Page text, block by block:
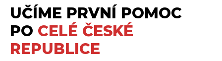
UČÍME PRVNÍ POMOC
PO CELÉ ČESKÉ
REPUBLICE